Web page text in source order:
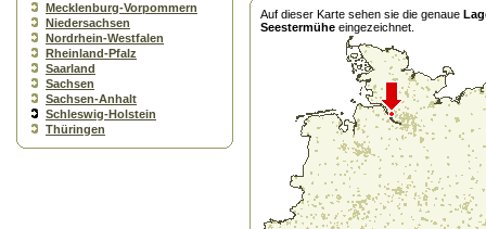
Mecklenburg-Vorpommern
Niedersachsen
Nordrhein-Westfalen
Rheinland-Pfalz
Saarland
Sachsen
Sachsen-Anhalt
Schleswig-Holstein
Thüringen
Auf dieser Karte sehen sie die genaue
Seestermühe eingezeichnet.